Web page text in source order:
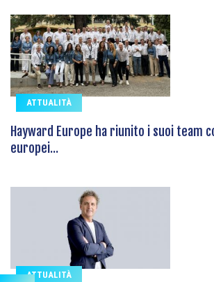
ATTUALITÀ
Hayward Europe ha riunito i suoi team
europei...
ATTUALITÀ